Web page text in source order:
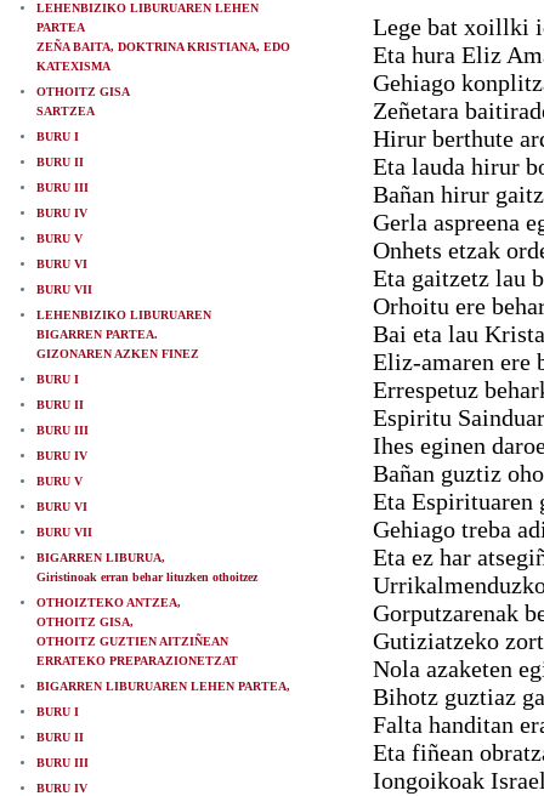
LEHENBIZIKO LIBURUAREN LEHEN
PARTEA
ZEÑA BAITA, DOKTRINA KRISTIANA, EDO
KATEXISMA
OTHOITZ GISA
SARTZEA
BURU I
BURU II
BURU III
BURU IV
BURU V
BURU VI
BURU VII
LEHENBIZIKO LIBURUAREN
BIGARREN PARTEA.
GIZONAREN AZKEN FINEZ
BURU I
BURU II
BURU III
BURU IV
BURU V
BURU VI
BURU VII
BIGARREN LIBURUA,
Giristinoak erran behar lituzken othoitzez
OTHOIZTEKO ANTZEA,
OTHOITZ GISA,
OTHOITZ GUZTIEN AITZIÑEAN
ERRATEKO PREPARAZIONETZAT
BIGARREN LIBURUAREN LEHEN PARTEA,
BURU I
BURU II
BURU III
BURU IV
Lege bat xoillki
Eta hura Eliz
Gehiago
Zeñetara
Hirur berthute
Eta lauda hirur
Bañan hirur
Gerla aspreena
Onhets etzak
Eta gaitzetz lau
Orhoitu ere
Bai eta lau
Eliz-amaren ere
Errespetuz
Espiritu
Ihes eginen
Bañan guztiz
Eta Espirituaren
Gehiago treba
Eta ez har
Gorputzarenak
Gutiziatzeko
Nola azaketen
Bihotz guztiaz
Falta handitan
Eta fiñean
Iongoikoak